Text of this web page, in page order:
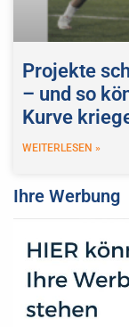
Projekte
– und so
Kurve
WEITERLESEN »
Ihre Werbung